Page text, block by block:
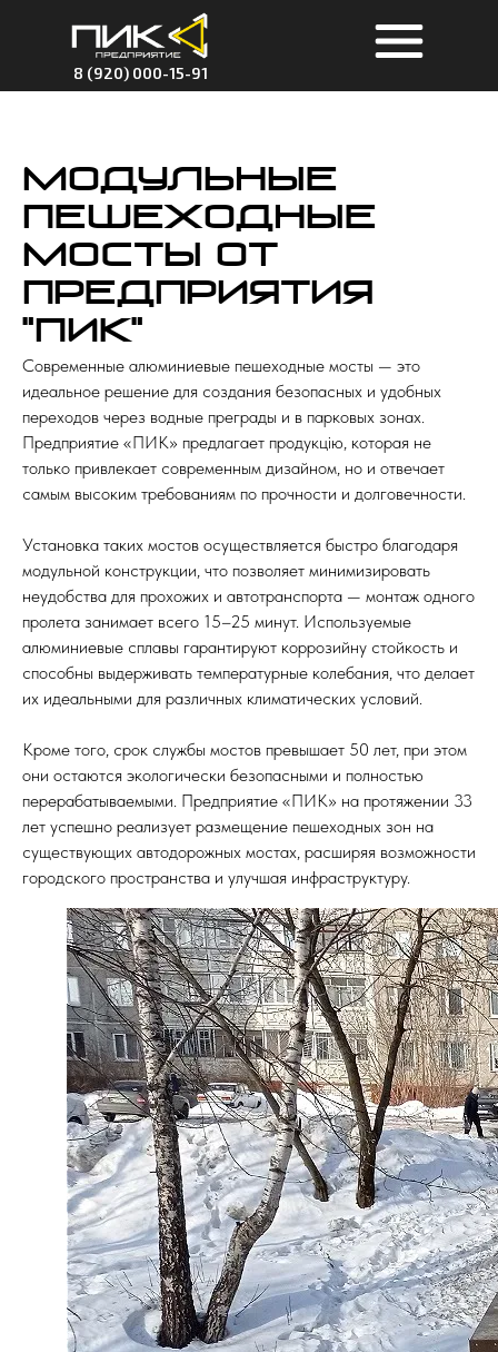
8 (920) 000-15-91
Модульные
пешеходные
мосты от
Предприятия
"ПИК"
Современные алюминиевые пешеходные мосты — это
идеальное решение для создания безопасных и удобных
переходов через водные преграды и в парковых зонах.
Предприятие «ПИК» предлагает продукцію, которая не
только привлекает современным дизайном, но и отвечает
самым высоким требованиям по прочности и долговечности.
Установка таких мостов осуществляется быстро благодаря
модульной конструкции, что позволяет минимизировать
неудобства для прохожих и автотранспорта — монтаж одного
пролета занимает всего 15–25 минут. Используемые
алюминиевые сплавы гарантируют коррозийну стойкость и
способны выдерживать температурные колебания, что делает
их идеальными для различных климатических условий.
Кроме того, срок службы мостов превышает 50 лет, при этом
они остаются экологически безопасными и полностью
перерабатываемыми. Предприятие «ПИК» на протяжении 33
лет успешно реализует размещение пешеходных зон на
существующих автодорожных мостах, расширяя возможности
городского пространства и улучшая инфраструктуру.